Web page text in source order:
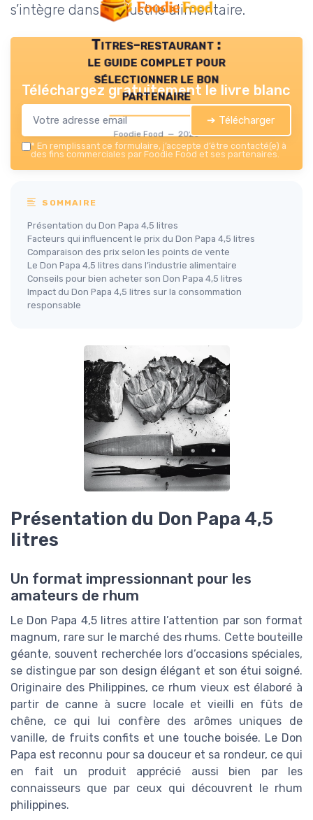
s’intègre dans l’industrie alimentaire.
Titres-restaurant :
le guide complet pour
sélectionner le bon
partenaire
Foodie Food — 2026
Téléchargez gratuitement le livre blanc
➔ Télécharger
* En remplissant ce formulaire, j’accepte d’être contacté(e) à
des fins commerciales par Foodie Food et ses partenaires.
SOMMAIRE
Présentation du Don Papa 4,5 litres
Facteurs qui influencent le prix du Don Papa 4,5 litres
Comparaison des prix selon les points de vente
Le Don Papa 4,5 litres dans l’industrie alimentaire
Conseils pour bien acheter son Don Papa 4,5 litres
Impact du Don Papa 4,5 litres sur la consommation
responsable
Présentation du Don Papa 4,5
litres
Un format impressionnant pour les
amateurs de rhum
Le Don Papa 4,5 litres attire l’attention par son format
magnum, rare sur le marché des rhums. Cette bouteille
géante, souvent recherchée lors d’occasions spéciales,
se distingue par son design élégant et son étui soigné.
Originaire des Philippines, ce rhum vieux est élaboré à
partir de canne à sucre locale et vieilli en fûts de
chêne, ce qui lui confère des arômes uniques de
vanille, de fruits confits et une touche boisée. Le Don
Papa est reconnu pour sa douceur et sa rondeur, ce qui
en fait un produit apprécié aussi bien par les
connaisseurs que par ceux qui découvrent le rhum
philippines.